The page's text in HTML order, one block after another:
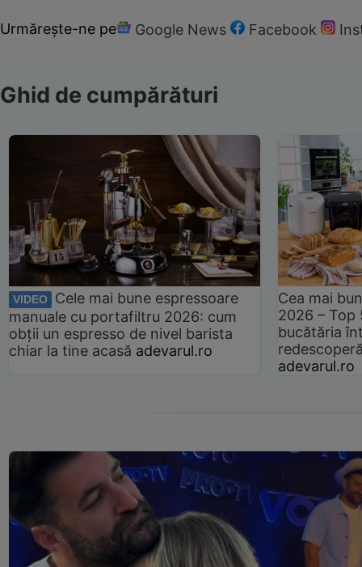
Urmărește-ne pe Google News Facebook
Ghid de cumpărături
VIDEO
Cele mai bune espressoare
manuale cu portafiltru 2026: cum
obții un espresso de nivel barista
chiar la tine acasă adevarul.ro
Cea mai
2026 –
bucătăria
adevarul.ro